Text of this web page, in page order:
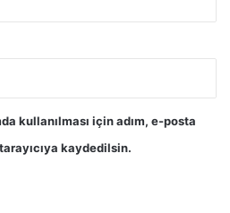
kullanılması için adım, e-posta
kaydedilsin.